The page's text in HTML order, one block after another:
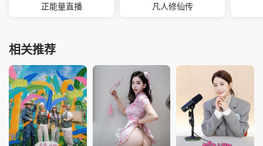
正能量直播 凡人修仙传
相关推荐